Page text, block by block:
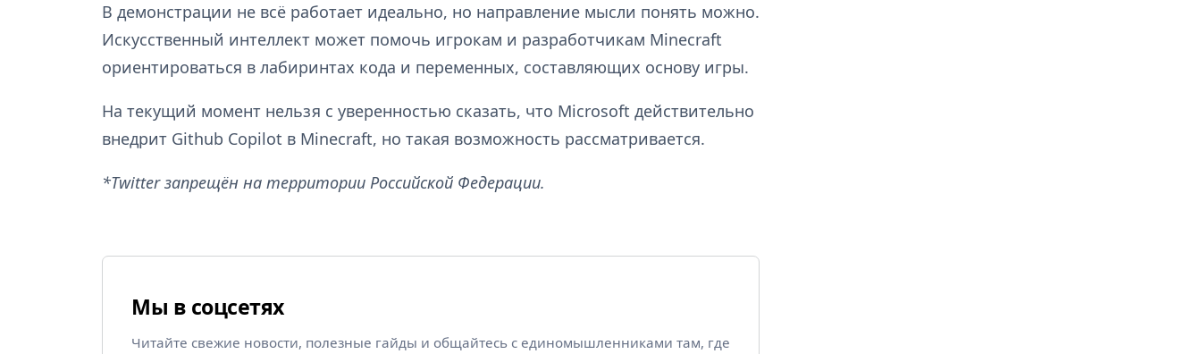
В демонстрации не всё работает идеально, но направление мысли понять можно.
Искусственный интеллект может помочь игрокам и разработчикам Minecraft
ориентироваться в лабиринтах кода и переменных, составляющих основу игры.
На текущий момент нельзя с уверенностью сказать, что Microsoft действительно
внедрит Github Copilot в Minecraft, но такая возможность рассматривается.
*Twitter запрещён на территории Российской Федерации.
Мы в соцсетях
Читайте свежие новости, полезные гайды и общайтесь с единомышленниками там, где